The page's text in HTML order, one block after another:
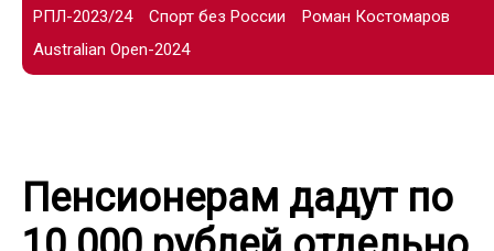
РПЛ-2023/24
Спорт без России
Роман Костомаров
Australian Open-2024
Пенсионерам дадут по